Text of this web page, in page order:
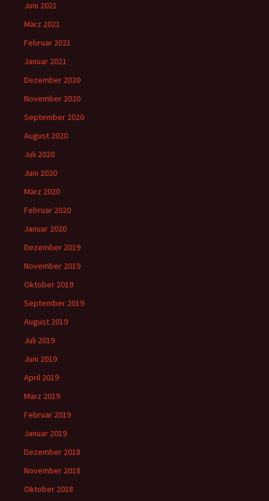
Juni 2021
März 2021
Februar 2021
Januar 2021
Dezember 2020
November 2020
September 2020
August 2020
Juli 2020
Juni 2020
März 2020
Februar 2020
Januar 2020
Dezember 2019
November 2019
Oktober 2019
September 2019
August 2019
Juli 2019
Juni 2019
April 2019
März 2019
Februar 2019
Januar 2019
Dezember 2018
November 2018
Oktober 2018